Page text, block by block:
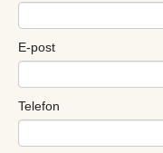
E-post
Telefon